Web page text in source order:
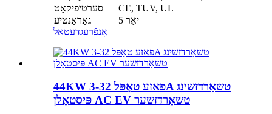
סערטיפיקאַט
CE, TUV, UL
גאַראַנטיע
5 יאָר
אָנפֿרעגדעטאַל
44KW 3-פאזע טאָפּל 32A טשאַרדזשינג
פּיסטאָלן AC EV טשאַרדזשער